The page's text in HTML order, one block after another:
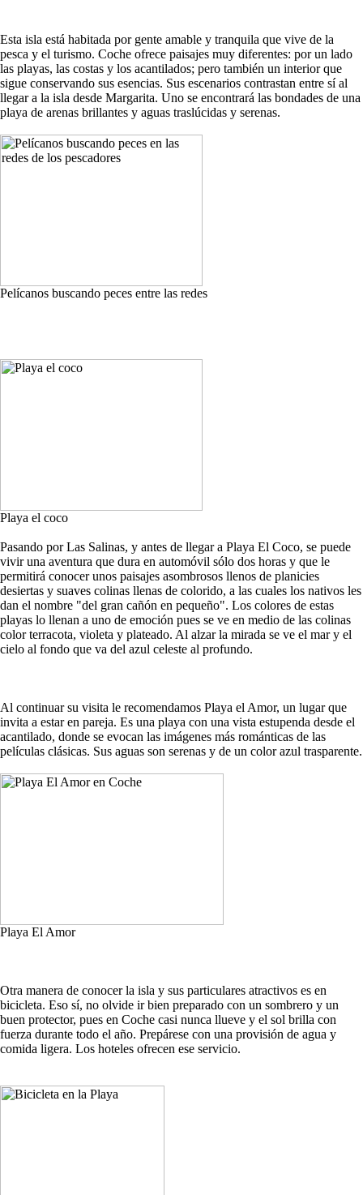
Esta isla está habitada por gente amable y tranquila que vive de la
pesca y el turismo. Coche ofrece paisajes muy diferentes: por un lado
las playas, las costas y los acantilados; pero también un interior que
sigue conservando sus esencias. Sus escenarios contrastan entre sí al
llegar a la isla desde Margarita. Uno se encontrará las bondades de una
playa de arenas brillantes y aguas traslúcidas y serenas.
Pelícanos buscando peces entre las redes
Playa el coco
Pasando por Las Salinas, y antes de llegar a Playa El Coco, se puede
vivir una aventura que dura en automóvil sólo dos horas y que le
permitirá conocer unos paisajes asombrosos llenos de planicies
desiertas y suaves colinas llenas de colorido, a las cuales los nativos les
dan el nombre "del gran cañón en pequeño". Los colores de estas
playas lo llenan a uno de emoción pues se ve en medio de las colinas
color terracota, violeta y plateado. Al alzar la mirada se ve el mar y el
cielo al fondo que va del azul celeste al profundo.
Al continuar su visita le recomendamos Playa el Amor, un lugar que
invita a estar en pareja. Es una playa con una vista estupenda desde el
acantilado, donde se evocan las imágenes más románticas de las
películas clásicas. Sus aguas son serenas y de un color azul trasparente.
Playa El Amor
Otra manera de conocer la isla y sus particulares atractivos es en
bicicleta. Eso sí, no olvide ir bien preparado con un sombrero y un
buen protector, pues en Coche casi nunca llueve y el sol brilla con
fuerza durante todo el año. Prepárese con una provisión de agua y
comida ligera. Los hoteles ofrecen ese servicio.